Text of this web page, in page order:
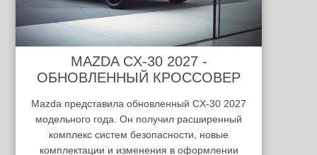
MAZDA CX-30 2027 -
ОБНОВЛЕННЫЙ КРОССОВЕР
Mazda представила обновленный CX-30 2027
модельного года. Он получил расширенный
комплекс систем безопасности, новые
комплектации и изменения в оформлении